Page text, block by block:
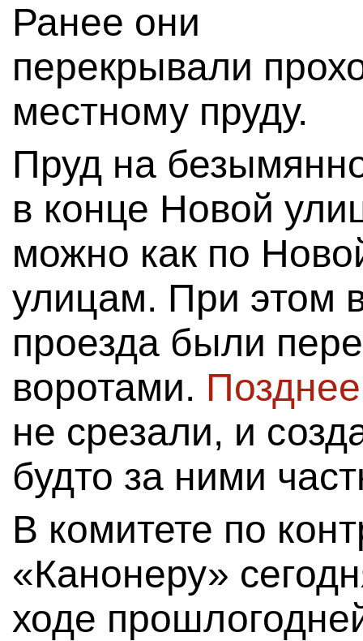
Ранее они
перекрывали
местному пруду.
Пруд на
в конце Новой
можно как по
улицам. При этом
проезда были
воротами.
не срезали, и
будто за ними
В комитете по
«Канонеру»
ходе